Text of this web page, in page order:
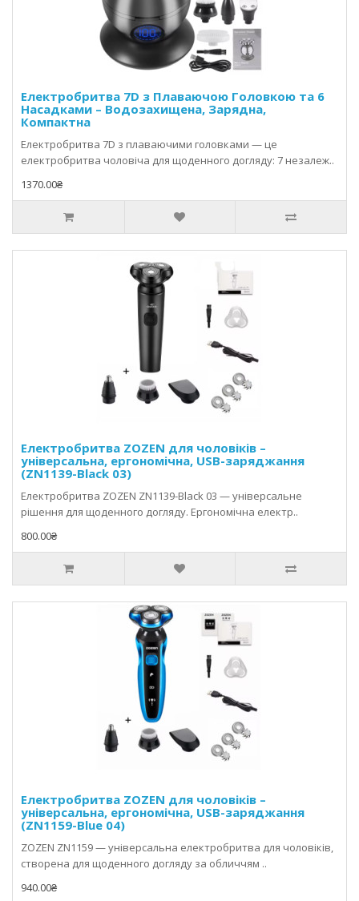
року. Магазин Bixo пропонує якісні пристрої, швидку доставку по
Україні та вигідні ціни, щоб ваш дім завжди залишався теплим,
комфортним і сучасним.
Електробритва 7D з Плаваючою Головкою та 6
Насадками – Водозахищена, Зарядна,
Компактна
Електробритва 7D з плаваючими головками — це
електробритва чоловіча для щоденного догляду: 7 незалеж..
1370.00₴
Електробритва ZOZEN для чоловіків –
універсальна, ергономічна, USB-заряджання
(ZN1139-Black 03)
Електробритва ZOZEN ZN1139-Black 03 — універсальне
рішення для щоденного догляду. Ергономічна електр..
800.00₴
Електробритва ZOZEN для чоловіків –
універсальна, ергономічна, USB-заряджання
(ZN1159-Blue 04)
ZOZEN ZN1159 — універсальна електробритва для чоловіків,
створена для щоденного догляду за обличчям ..
940.00₴